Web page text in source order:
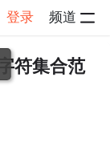
登录 频道
符集合范